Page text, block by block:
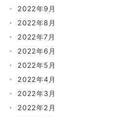
2022年9月
2022年8月
2022年7月
2022年6月
2022年5月
2022年4月
2022年3月
2022年2月